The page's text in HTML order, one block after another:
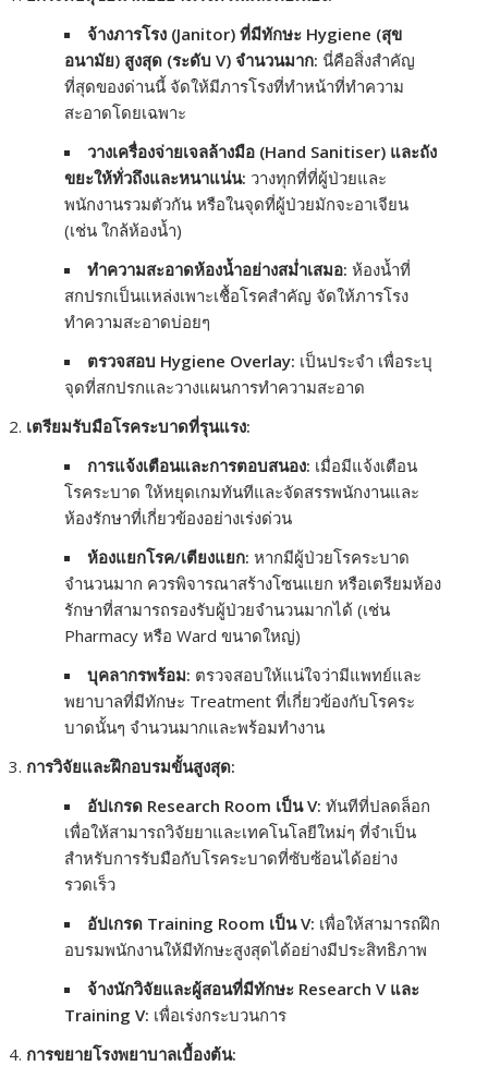
จ้างภารโรง (Janitor) ที่มีทักษะ Hygiene (สุข
อนามัย) สูงสุด (ระดับ V) จำนวนมาก: นี่คือสิ่งสำคัญ
ที่สุดของด่านนี้ จัดให้มีภารโรงที่ทำหน้าที่ทำความ
สะอาดโดยเฉพาะ
วางเครื่องจ่ายเจลล้างมือ (Hand Sanitiser) และถัง
ขยะให้ทั่วถึงและหนาแน่น: วางทุกที่ที่ผู้ป่วยและ
พนักงานรวมตัวกัน หรือในจุดที่ผู้ป่วยมักจะอาเจียน
(เช่น ใกล้ห้องน้ำ)
ทำความสะอาดห้องน้ำอย่างสม่ำเสมอ: ห้องน้ำที่
สกปรกเป็นแหล่งเพาะเชื้อโรคสำคัญ จัดให้ภารโรง
ทำความสะอาดบ่อยๆ
ตรวจสอบ Hygiene Overlay: เป็นประจำ เพื่อระบุ
จุดที่สกปรกและวางแผนการทำความสะอาด
เตรียมรับมือโรคระบาดที่รุนแรง:
การแจ้งเตือนและการตอบสนอง: เมื่อมีแจ้งเตือน
โรคระบาด ให้หยุดเกมทันทีและจัดสรรพนักงานและ
ห้องรักษาที่เกี่ยวข้องอย่างเร่งด่วน
ห้องแยกโรค/เตียงแยก: หากมีผู้ป่วยโรคระบาด
จำนวนมาก ควรพิจารณาสร้างโซนแยก หรือเตรียมห้อง
รักษาที่สามารถรองรับผู้ป่วยจำนวนมากได้ (เช่น
Pharmacy หรือ Ward ขนาดใหญ่)
บุคลากรพร้อม: ตรวจสอบให้แน่ใจว่ามีแพทย์และ
พยาบาลที่มีทักษะ Treatment ที่เกี่ยวข้องกับโรคระ
บาดนั้นๆ จำนวนมากและพร้อมทำงาน
การวิจัยและฝึกอบรมขั้นสูงสุด:
อัปเกรด Research Room เป็น V: ทันทีที่ปลดล็อก
เพื่อให้สามารถวิจัยยาและเทคโนโลยีใหม่ๆ ที่จำเป็น
สำหรับการรับมือกับโรคระบาดที่ซับซ้อนได้อย่าง
รวดเร็ว
อัปเกรด Training Room เป็น V: เพื่อให้สามารถฝึก
อบรมพนักงานให้มีทักษะสูงสุดได้อย่างมีประสิทธิภาพ
จ้างนักวิจัยและผู้สอนที่มีทักษะ Research V และ
Training V: เพื่อเร่งกระบวนการ
การขยายโรงพยาบาลเบื้องต้น: